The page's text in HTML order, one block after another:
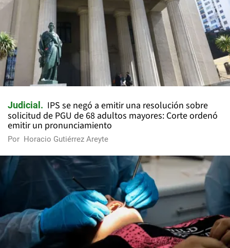
Judicial
IPS se negó a emitir una resolución sobre
solicitud de PGU de 68 adultos mayores: Corte ordenó
emitir un pronunciamiento
Por Horacio Gutiérrez Areyte